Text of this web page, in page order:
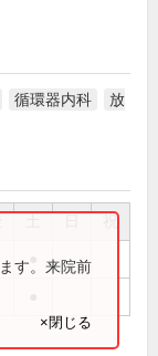
循環器内科
放
祝
す。来院前
×閉じる